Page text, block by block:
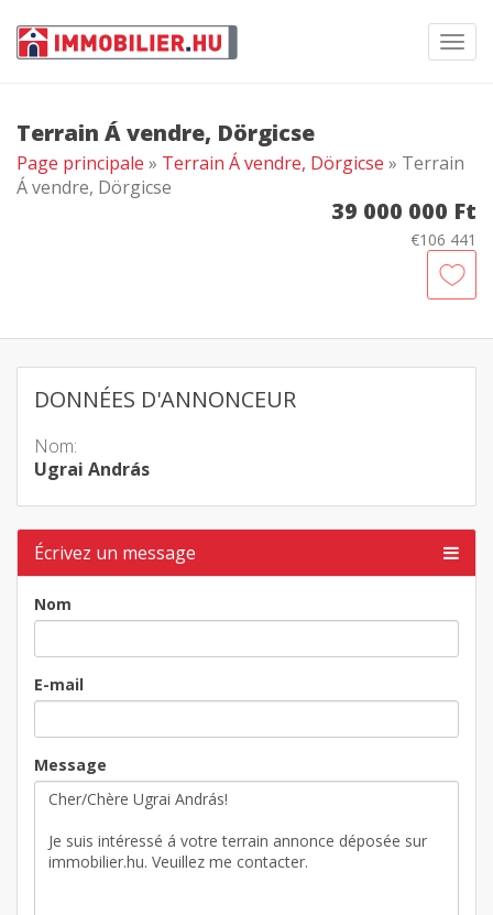
Terrain Á vendre, Dörgicse
Page principale » Terrain Á vendre, Dörgicse » Terrain
Á vendre, Dörgicse
39 000 000 Ft
€106 441
DONNÉES D'ANNONCEUR
Nom:
Ugrai András
Écrivez un message
Nom
E-mail
Message